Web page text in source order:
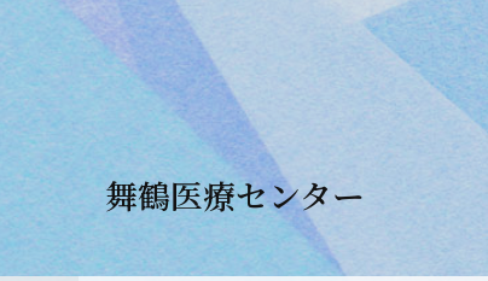
舞鶴医療センター